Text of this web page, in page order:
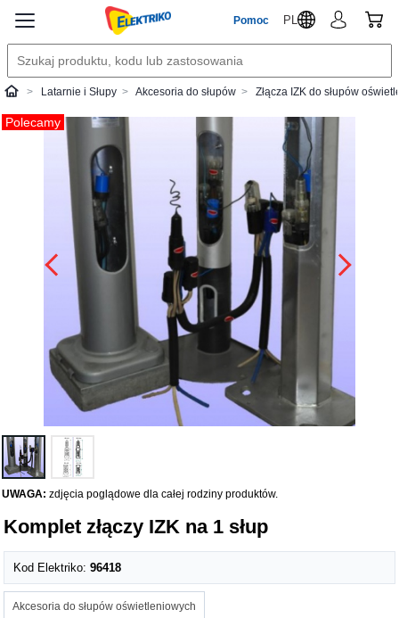
Pomoc PL
ElektrikoLatarnie i Słupy Akcesoria do słupów Złącza IZK do słupów
Polecamy
UWAGA: zdjęcia poglądowe dla całej rodziny produktów.
Komplet złączy IZK na 1 słup
Kod Elektriko:96418
Akcesoria do słupów oświetleniowych